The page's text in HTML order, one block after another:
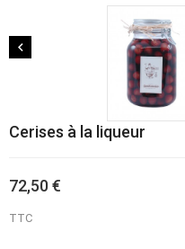

Cerises à la liqueur
72,50 €
TTC